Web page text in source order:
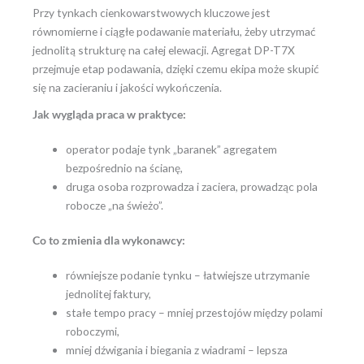
Przy tynkach cienkowarstwowych kluczowe jest
równomierne i ciągłe podawanie materiału, żeby utrzymać
jednolitą strukturę na całej elewacji. Agregat DP-T7X
przejmuje etap podawania, dzięki czemu ekipa może skupić
się na zacieraniu i jakości wykończenia.
Jak wygląda praca w praktyce:
operator podaje tynk „baranek” agregatem
bezpośrednio na ścianę,
druga osoba rozprowadza i zaciera, prowadząc pola
robocze „na świeżo”.
Co to zmienia dla wykonawcy:
równiejsze podanie tynku – łatwiejsze utrzymanie
jednolitej faktury,
stałe tempo pracy – mniej przestojów między polami
roboczymi,
mniej dźwigania i biegania z wiadrami – lepsza